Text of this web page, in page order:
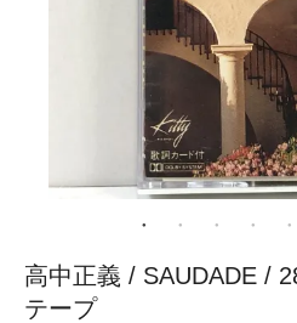
高中正義 / SAUDADE /
テープ